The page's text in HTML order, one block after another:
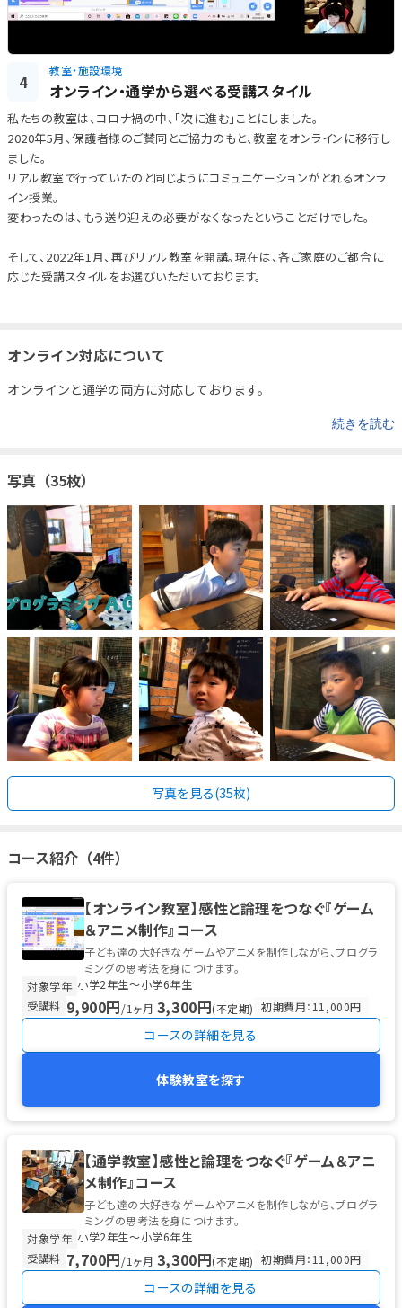
4
教室・施設環境
オンライン・通学から選べる受講スタイル
私たちの教室は、コロナ禍の中、「次に進む」ことにしました。
2020年5月、保護者様のご賛同とご協力のもと、教室をオンラインに移行し
ました。
リアル教室で行っていたのと同じようにコミュニケーションがとれるオンラ
イン授業。
変わったのは、もう送り迎えの必要がなくなったということだけでした。
そして、2022年1月、再びリアル教室を開講。現在は、各ご家庭のご都合に
応じた受講スタイルをお選びいただいております。
オンライン対応について
オンラインと通学の両方に対応しております。
続きを読む
写真（35枚）
写真を見る(35枚)
コース紹介（4件）
【オンライン教室】感性と論理をつなぐ『ゲーム
＆アニメ制作』コース
子ども達の大好きなゲームやアニメを制作しながら、プログラ
ミングの思考法を身につけます。
対象学年 小学2年生〜小学6年生
受講料 9,900円/1ヶ月 3,300円(不定期) 初期費用：11,000円
コースの詳細を見る
体験教室を探す
【通学教室】感性と論理をつなぐ『ゲーム＆アニ
メ制作』コース
子ども達の大好きなゲームやアニメを制作しながら、プログラ
ミングの思考法を身につけます。
対象学年 小学2年生〜小学6年生
受講料 7,700円/1ヶ月 3,300円(不定期) 初期費用：11,000円
コースの詳細を見る